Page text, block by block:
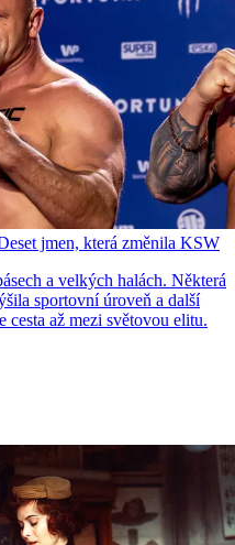
jmen, která změnila KSW
a velkých halách. Některá
sportovní úroveň a další
cesta až mezi světovou elitu.